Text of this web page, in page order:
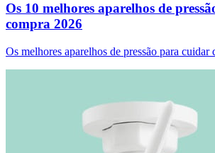
Os 10 melhores aparelhos de
compra 2026
Os melhores aparelhos de pressão para cuidar